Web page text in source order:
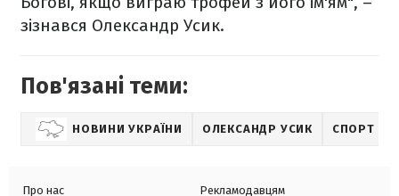
зізнався Олександр Усик.
Пов'язані теми:
НОВИНИ УКРАЇНИ ОЛЕКСАНДР УСИК СПОРТ
Про нас
Рекламодавцям